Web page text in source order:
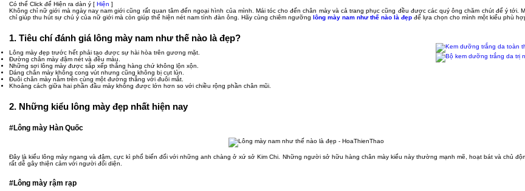
Có thể Click để Hiện ra dàn ý [ Hiện ]
Không chỉ nữ giới mà ngày nay nam giới cũng rất quan tâm đến ngoại hình của mình. Mái tóc cho đến chân mày và cả trang phục cũng đều được các quý ông chăm chút để ý tới.
chỉ giúp thu hút sự chú ý của nữ giới mà còn giúp thể hiện nét nam tính đàn ông. Hãy cùng chiêm ngưỡng lông mày nam như thế nào là đẹp để lựa chọn cho mình một kiểu phù
1. Tiêu chí đánh giá lông mày nam như thế nào là đẹp?
Lông mày đẹp trước hết phải tạo được sự hài hòa trên gương mặt.
Đường chân mày đậm nét và đều màu.
Những sợi lông mày được sắp xếp thẳng hàng chứ không lộn xộn.
Dáng chân mày không cong vút nhưng cũng không bị cụt lủn.
Đuôi chân mày nằm trên cùng một đường thẳng với đuôi mắt.
Khoảng cách giữa hai phần đầu mày không được lớn hơn so với chiều rộng phần chân mũi.
2. Những kiểu lông mày đẹp nhất hiện nay
#Lông mày Hàn Quốc
Đây là kiểu lông mày ngang và đậm, cực kì phổ biến đối với những anh chàng ở xứ sở Kim Chi. Những người sở hữu hàng chân mày kiểu này thường mạnh mẽ, hoạt bát và chủ
rất dễ gây thiện cảm với người đối diện.
#Lông mày rậm rạp